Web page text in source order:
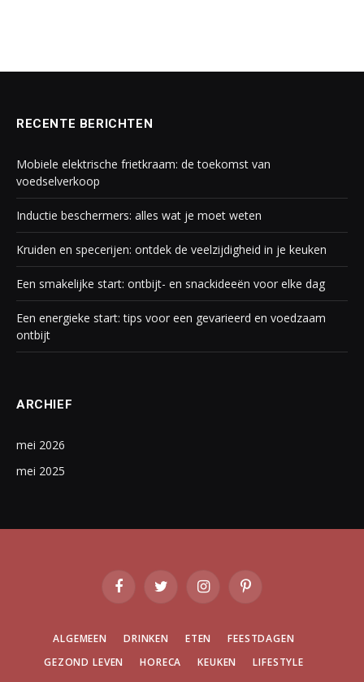
RECENTE BERICHTEN
Mobiele elektrische frietkraam: de toekomst van
voedselverkoop
Inductie beschermers: alles wat je moet weten
Kruiden en specerijen: ontdek de veelzijdigheid in je keuken
Een smakelijke start: ontbijt- en snackideeën voor elke dag
Een energieke start: tips voor een gevarieerd en voedzaam
ontbijt
ARCHIEF
mei 2026
mei 2025
FacebookTwitter InstagramPinterest
ALGEMEEN DRINKEN ETEN
FEESTDAGEN
GEZOND LEVEN
HORECA KEUKEN
LIFESTYLE